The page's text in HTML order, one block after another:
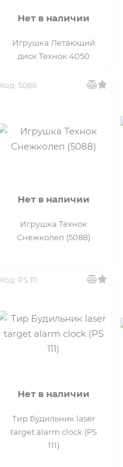
Нет в наличии
Игрушка Летающий
диск Технок 4050
Код: 5088
Нет в наличии
Игрушка Технок
Снежколеп (5088)
Код: PS 111
Нет в наличии
Тир Будильник laser
target alarm clock (PS
111)